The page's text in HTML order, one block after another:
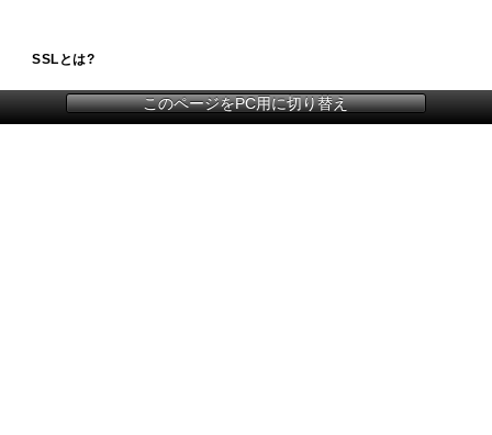
SSLとは?
このページをPC用に切り替え